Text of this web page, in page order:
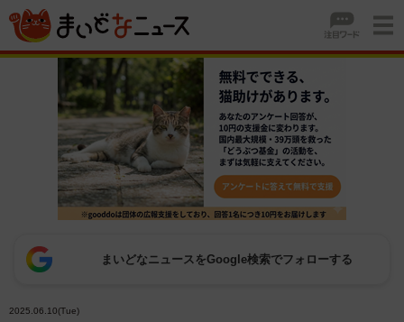
まいどなニュースをGoogle検索でフォローする
2025.06.10(Tue)